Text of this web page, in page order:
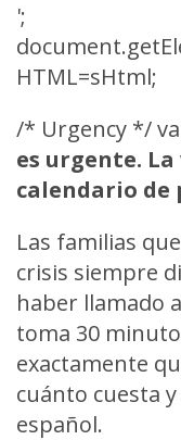
';
HTML=sHtml;
/* Urgency */
es urgente.
calendario de
Las familias
crisis siempre
haber llamado
toma 30
exactamente
cuánto cuesta
español.